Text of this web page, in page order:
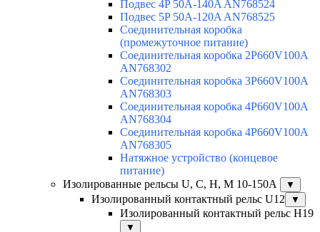
Подвес 4P 50A-140A AN768524
Подвес 5P 50A-120A AN768525
Соединительная коробка
(промежуточное питание)
Соединительная коробка 2P660V100A
AN768302
Соединительная коробка 3P660V100A
AN768303
Соединительная коробка 4P660V100A
AN768304
Соединительная коробка 4P660V100A
AN768305
Натяжное устройство (концевое
питание)
Изолированные рельсы U, C, H, M 10-150А
▼
Изолированный контактный рельс U12 ▼
Изолированный контактный рельс Н19
▼